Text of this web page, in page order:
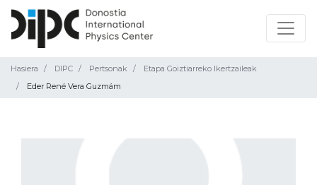
Hasiera DIPC Pertsonak
Etapa Goiztiarreko Ikertzaileak
Eder René Vera Guzmám